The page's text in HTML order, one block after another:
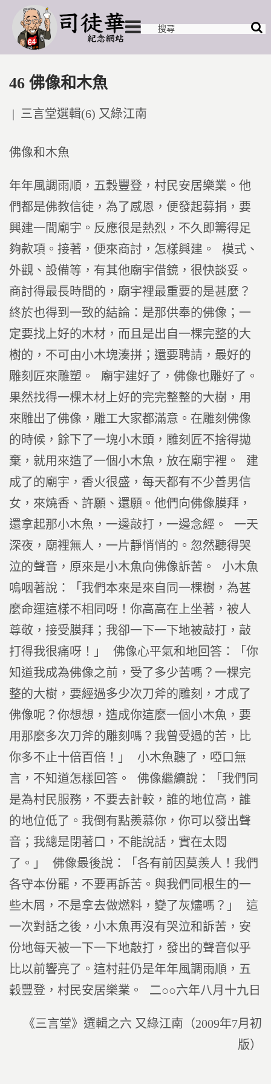
46 佛像和木魚
Posted
三言堂選輯(6) 又綠江南
佛像和木魚
年年風調雨順，五穀豐登，村民安居樂業。他
們都是佛教信徒，為了感恩，便發起募捐，要
興建一間廟宇。反應很是熱烈，不久即籌得足
夠款項。接著，便來商討，怎樣興建。 模式、
外觀、設備等，有其他廟宇借鏡，很快談妥。
商討得最長時間的，廟宇裡最重要的是甚麼？
終於也得到一致的結論：是那供奉的佛像；一
定要找上好的木材，而且是出自一棵完整的大
樹的，不可由小木塊湊拼；還要聘請，最好的
雕刻匠來雕塑。 廟宇建好了，佛像也雕好了。
果然找得一棵木材上好的完完整整的大樹，用
來雕出了佛像，雕工大家都滿意。在雕刻佛像
的時候，餘下了一塊小木頭，雕刻匠不捨得拋
棄，就用來造了一個小木魚，放在廟宇裡。 建
成了的廟宇，香火很盛，每天都有不少善男信
女，來燒香、許願、還願。他們向佛像膜拜，
還拿起那小木魚，一邊敲打，一邊念經。 一天
深夜，廟裡無人，一片靜悄悄的。忽然聽得哭
泣的聲音，原來是小木魚向佛像訴苦。 小木魚
嗚咽著說：「我們本來是來自同一棵樹，為甚
麼命運這樣不相同呀！你高高在上坐著，被人
尊敬，接受膜拜；我卻一下一下地被敲打，敲
打得我很痛呀！」 佛像心平氣和地回答：「你
知道我成為佛像之前，受了多少苦嗎？一棵完
整的大樹，要經過多少次刀斧的雕刻，才成了
佛像呢？你想想，造成你這麼一個小木魚，要
用那麼多次刀斧的雕刻嗎？我曾受過的苦，比
你多不止十倍百倍！」 小木魚聽了，啞口無
言，不知道怎樣回答。 佛像繼續說：「我們同
是為村民服務，不要去計較，誰的地位高，誰
的地位低了。我倒有點羨慕你，你可以發出聲
音；我總是閉著口，不能說話，實在太悶
了。」 佛像最後說：「各有前因莫羨人！我們
各守本份罷，不要再訴苦。與我們同根生的一
些木屑，不是拿去做燃料，變了灰燼嗎？」 這
一次對話之後，小木魚再沒有哭泣和訴苦，安
份地每天被一下一下地敲打，發出的聲音似乎
比以前響亮了。這村莊仍是年年風調雨順，五
穀豐登，村民安居樂業。 二○○六年八月十九日
《三言堂》選輯之六 又綠江南（2009年7月初
版）